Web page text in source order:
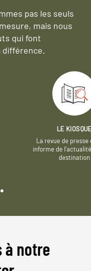
pas les seuls
mais nous
qui font
différence.
LE
La revue de presse
informe de
destination
à notre